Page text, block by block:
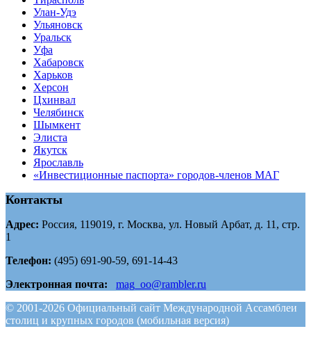
Улан-Удэ
Ульяновск
Уральск
Уфа
Хабаровск
Харьков
Херсон
Цхинвал
Челябинск
Шымкент
Элиста
Якутск
Ярославль
«Инвестиционные паспорта» городов-членов МАГ
Контакты
Адрес: Россия, 119019, г. Москва, ул. Новый Арбат, д. 11, стр.
1
Телефон: (495) 691-90-59, 691-14-43
Электронная почта:
mag_oo@rambler.ru
© 2001-2026 Официальный сайт Международной Ассамблеи
столиц и крупных городов (мобильная версия)